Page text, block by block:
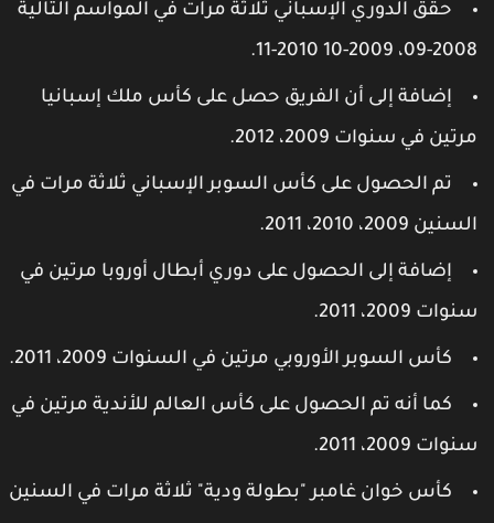
حقق الدوري الإسباني ثلاثة مرات في المواسم التالية
09، 2009-10 2010-11.
إضافة إلى أن الفريق حصل على كأس ملك إسبانيا
في سنوات 2009، 2012.
تم الحصول على كأس السوبر الإسباني ثلاثة مرات في
2009، 2010، 2011.
إضافة إلى الحصول على دوري أبطال أوروبا مرتين في
2009، 2011.
كأس السوبر الأوروبي مرتين في السنوات 2009، 2011.
كما أنه تم الحصول على كأس العالم للأندية مرتين في
2009، 2011.
كأس خوان غامبر "بطولة ودية" ثلاثة مرات في السنين